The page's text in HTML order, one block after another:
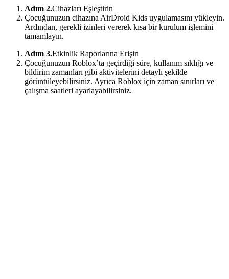
Adım 2.Cihazları Eşleştirin
Çocuğunuzun cihazına AirDroid Kids uygulamasını yükleyin.
Ardından, gerekli izinleri vererek kısa bir kurulum işlemini
tamamlayın.
Adım 3.Etkinlik Raporlarına Erişin
Çocuğunuzun Roblox’ta geçirdiği süre, kullanım sıklığı ve
bildirim zamanları gibi aktivitelerini detaylı şekilde
görüntüleyebilirsiniz. Ayrıca Roblox için zaman sınırları ve
çalışma saatleri ayarlayabilirsiniz.